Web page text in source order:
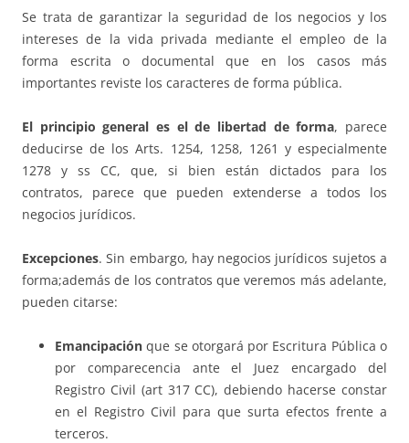
Se trata de garantizar la seguridad de los negocios y los
intereses de la vida privada mediante el empleo de la
forma escrita o documental que en los casos más
importantes reviste los caracteres de forma pública.
El principio general es el de libertad de forma, parece
deducirse de los Arts. 1254, 1258, 1261 y especialmente
1278 y ss CC, que, si bien están dictados para los
contratos, parece que pueden extenderse a todos los
negocios jurídicos.
Excepciones. Sin embargo, hay negocios jurídicos sujetos a
forma;además de los contratos que veremos más adelante,
pueden citarse:
Emancipación que se otorgará por Escritura Pública o
por comparecencia ante el Juez encargado del
Registro Civil (art 317 CC), debiendo hacerse constar
en el Registro Civil para que surta efectos frente a
terceros.